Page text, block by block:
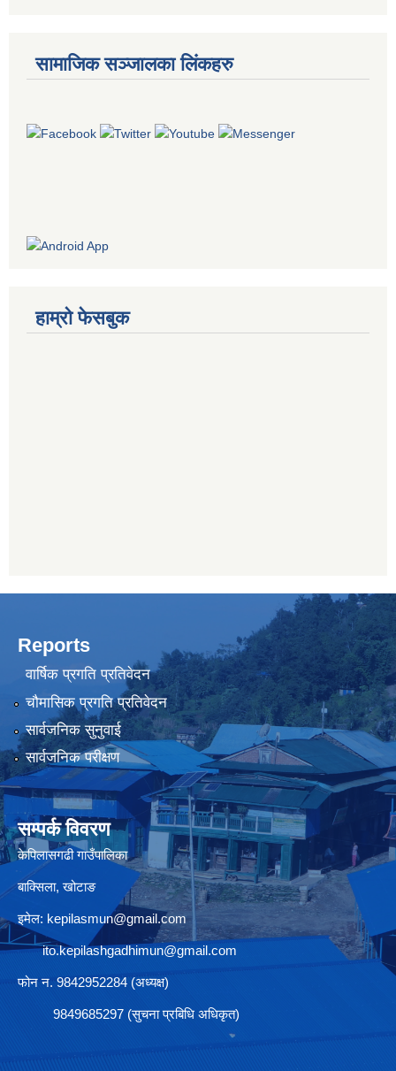
सामाजिक सञ्जालका लिंकहरु
हाम्रो फेसबुक
Reports
वार्षिक प्रगति प्रतिवेदन
चौमासिक प्रगति प्रतिवेदन
सार्वजनिक सुनुवाई
सार्वजनिक परीक्षण
सम्पर्क विवरण
केपिलासगढी गाउँपालिका
बाक्सिला, खोटाङ
इमेल: kepilasmun@gmail.com
ito.kepilashgadhimun@gmail.com
फोन न. 9842952284 (अध्यक्ष)
9849685297 (सुचना प्रबिधि अधिकृत)